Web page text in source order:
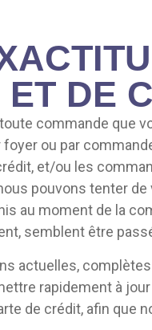
DE
commande que
foyer ou par
et/ou les
pouvons tenter
au moment de la
semblent être
actuelles,
rapidement à
de crédit, afin